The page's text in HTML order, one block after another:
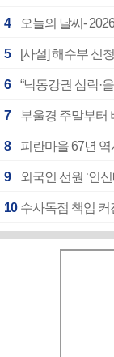
4 오늘의 날씨-
5 [사설] 해수부 신
6 “낙동강권 삼락·
7 부울경 주말부터
8 피란마을 67년
9 외국인 선원 ‘인
10 수사독점 책임 커